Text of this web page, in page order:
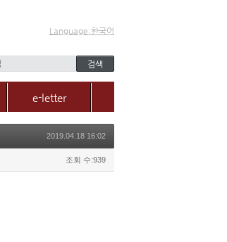
Language:한국어
e-letter
2019.04.18 16:02
조회 수:939